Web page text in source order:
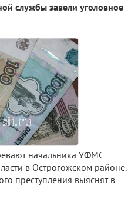
службы завели уголовное
начальника УФМС
в Острогожском районе.
преступления выяснят в